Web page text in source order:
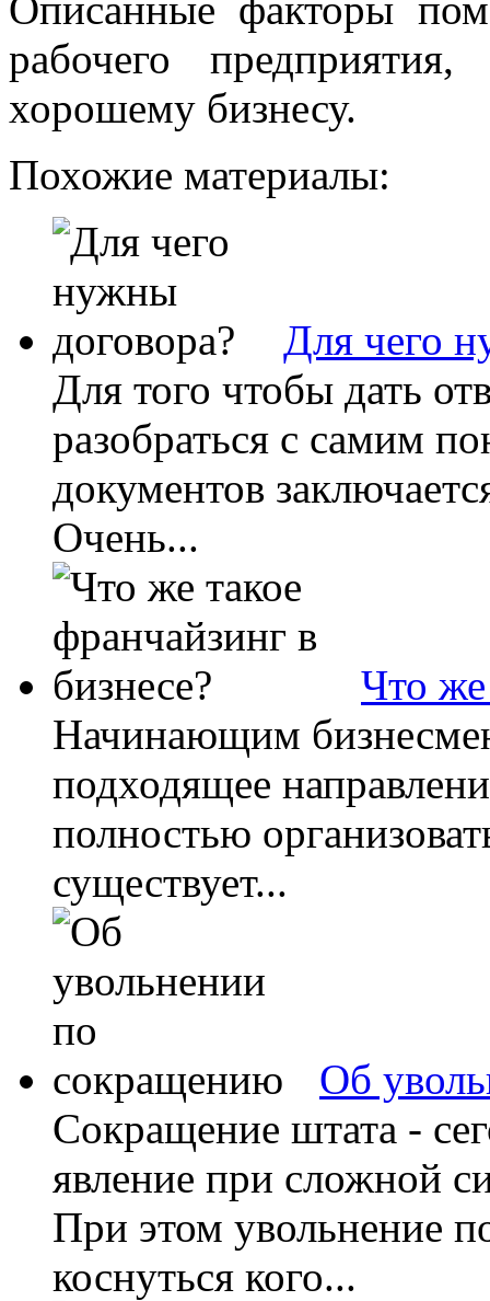
рабочего
хорошему бизнесу.
Похожие материалы:
Для чего
Для того чтобы дать
разобраться с самим
документов
Очень...
Что же
Начинающим
подходящее
полностью
существует...
Об
Сокращение штата -
явление при сложной
При этом увольнение
коснуться кого...